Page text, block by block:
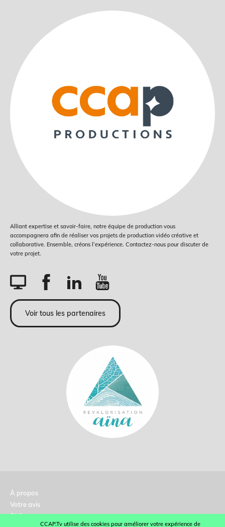
Alliant expertise et savoir-faire, notre équipe de production vous
accompagnera afin de réaliser vos projets de production vidéo créative et
collaborative. Ensemble, créons l’expérience. Contactez-nous pour discuter de
votre projet.
Voir tous les partenaires
À propos
Votre avis
FAQ
CCAP.Tv utilise des cookies pour améliorer votre expérience de